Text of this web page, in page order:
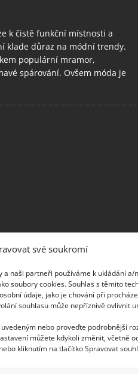
své soukromí
a naši partneři používáme k ukládání a/
soubory cookies. Souhlas s těmito
údaje, jako je chování při
souhlasu může nepříznivě ovlivnit
nebo proveďte podrobnější
můžete kdykoli změnit, včetně
kliknutím na tlačítko Spravovat
k čistě funkční místnosti a
klade důraz na módní trendy.
populární mramor,
spárování. Ovšem móda je